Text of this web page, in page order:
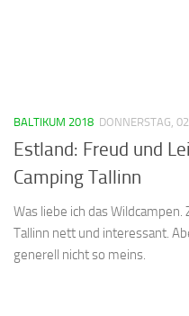
BALTIKUM 2018 DONNERSTAG,
Estland: Freud und
Camping Tallinn
Was liebe ich das
Tallinn nett und interessant.
generell nicht so meins.